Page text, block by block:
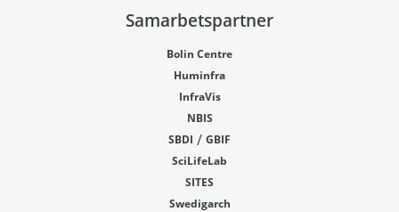
Samarbetspartner
Bolin Centre
Huminfra
InfraVis
NBIS
SBDI / GBIF
SciLifeLab
SITES
Swedigarch